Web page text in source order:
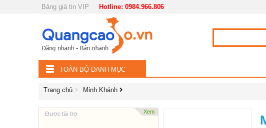
Bảng giá tin VIP Hotline: 0984.966.806
Nội, ngoại thất
Đồ gia dụng
Điện thoại, Viễn thông
TOÀN BỘ DANH MỤC
Trang chủ Minh Khánh
Được tài trợ Xem